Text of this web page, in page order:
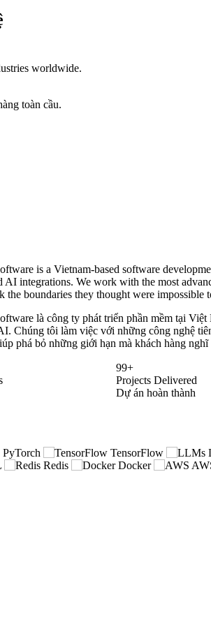
worldwide.
toàn cầu.
is a Vietnam-based software
AI integrations. We work with the most
the boundaries they thought were impossible
là công ty phát triển phần mềm tại
Chúng tôi làm việc với những công nghệ
phá bỏ những giới hạn mà khách hàng
99+
Projects Delivered
Dự án hoàn thành
PyTorch TensorFlow
Redis Docker